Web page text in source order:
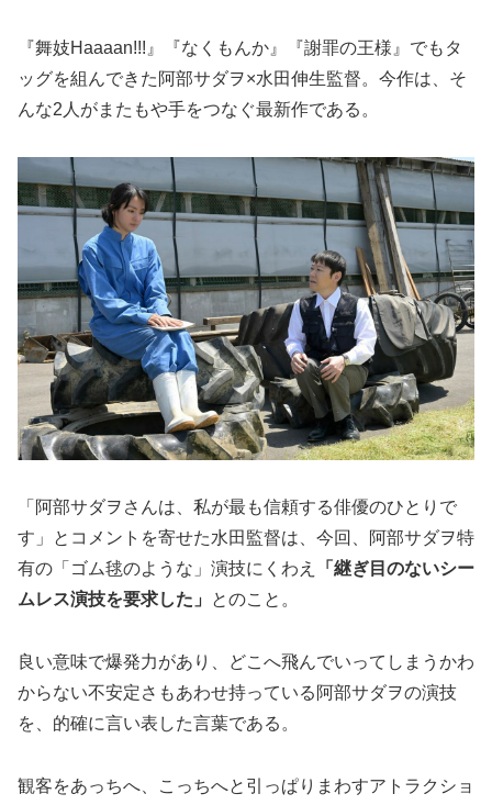
『舞妓Haaaan!!!』『なくもんか』『謝罪の王様』でもタ
ッグを組んできた阿部サダヲ×水田伸生監督。今作は、そ
んな2人がまたもや手をつなぐ最新作である。
「阿部サダヲさんは、私が最も信頼する俳優のひとりで
す」とコメントを寄せた水田監督は、今回、阿部サダヲ特
有の「ゴム毬のような」演技にくわえ
「継ぎ目のないシー
ムレス演技を要求した」
とのこと。
良い意味で爆発力があり、どこへ飛んでいってしまうかわ
からない不安定さもあわせ持っている阿部サダヲの演技
を、的確に言い表した言葉である。
観客をあっちへ、こっちへと引っぱりまわすアトラクショ